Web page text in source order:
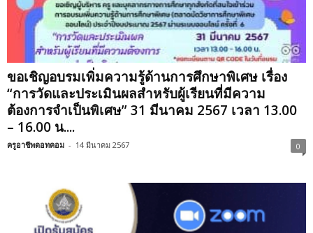
ขอเชิญอบรมเพิ่มความรู้ด้านการศึกษาพิเศษ เรื่อง
“การวัดและประเมินผลสำหรับผู้เรียนที่มีความ
ต้องการจำเป็นพิเศษ” 31 มีนาคม 2567 เวลา 13.00
– 16.00 น....
ครูอาชีพดอทคอม - 14 มีนาคม 2567 0